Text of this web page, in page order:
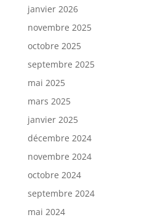
janvier 2026
novembre 2025
octobre 2025
septembre 2025
mai 2025
mars 2025
janvier 2025
décembre 2024
novembre 2024
octobre 2024
septembre 2024
mai 2024